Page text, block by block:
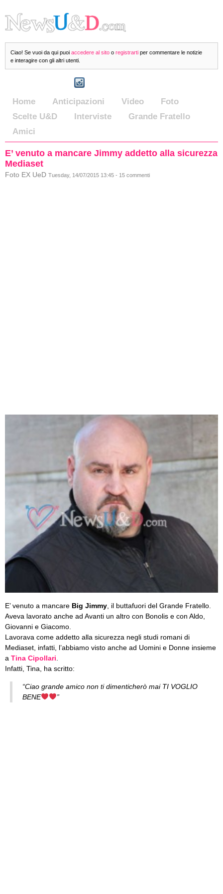
Ciao! Se vuoi da qui puoi accedere al sito o registrarti per commentare le notizie
e interagire con gli altri utenti.
Home Anticipazioni Video
Foto
Scelte U&D
Interviste
Grande Fratello
Amici
E’ venuto a mancare Jimmy addetto alla sicurezza
Mediaset
Foto EX UeD Tuesday, 14/07/2015 13:45 - 15 commenti
E’ venuto a mancare Big Jimmy , il buttafuori del Grande Fratello.
Aveva lavorato anche ad Avanti un altro con Bonolis e con Aldo,
Giovanni e Giacomo.
Lavorava come addetto alla sicurezza negli studi romani di
Mediaset, infatti, l’abbiamo visto anche ad Uomini e Donne insieme
a Tina Cipollari
Infatti, Tina, ha scritto:
“Ciao grande amico non ti dimenticherò mai TI VOGLIO
BENE
”